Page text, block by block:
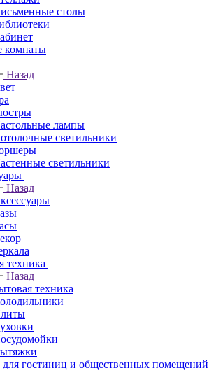
столы
комнаты
Назад
лампы
светильники
светильники
Назад
техника
Назад
техника
гостиниц и общественных помещений